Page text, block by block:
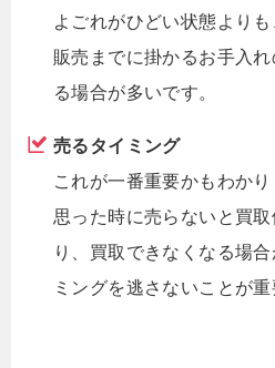
よごれがひどい状態より
販売までに掛かるお手入
る場合が多いです。
売るタイミング
これが一番重要かもわか
思った時に売らないと買
り、買取できなくなる場
ミングを逃さないことが重